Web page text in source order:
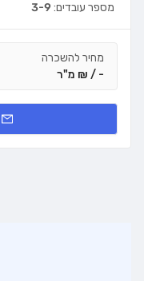
מספר עובדים:3-9
מחיר להשכרה
- / ₪ מ"ר